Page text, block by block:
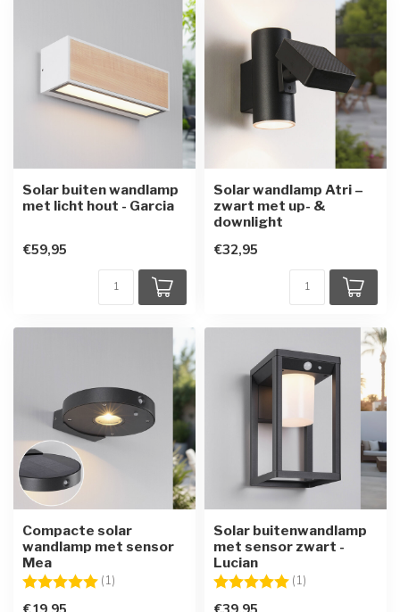
Solar buiten wandlamp
met licht hout - Garcia
€59,95
Solar wandlamp Atri –
zwart met up- &
downlight
€32,95
Compacte solar
wandlamp met sensor
Mea
Beoordeling: (1)
Solar buitenwandlamp
met sensor zwart -
Lucian
Beoordeling: (1)